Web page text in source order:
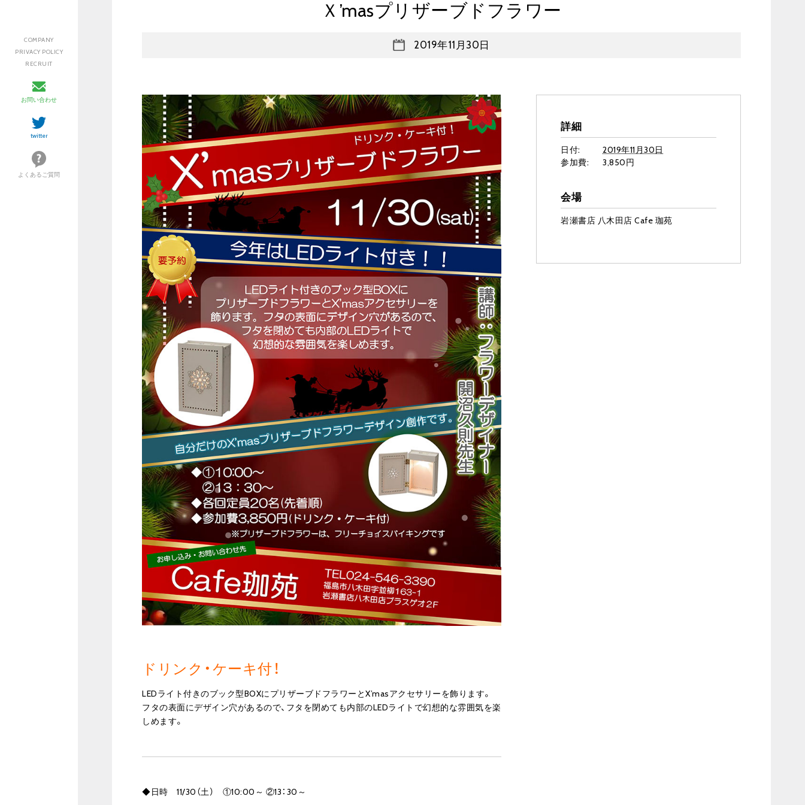
COMPANY
PRIVACY POLICY
RECRUIT
お問い合わせ
twitter
よくあるご質問
Ｘ’masプリザーブドフラワー
2019年11月30日
ドリンク・ケーキ付！
LEDライト付きのブック型BOXにプリザーブドフラワーとX’masアクセサリーを飾ります。
フタの表面にデザイン穴があるので、フタを閉めても内部のLEDライトで幻想的な雰囲気を楽
しめます。
◆日時 11/30（土） ①10:00～ ②13：30～
詳細
日付:
2019年11月30日
参加費:
3,850円
会場
岩瀬書店 八木田店 Cafe 珈苑